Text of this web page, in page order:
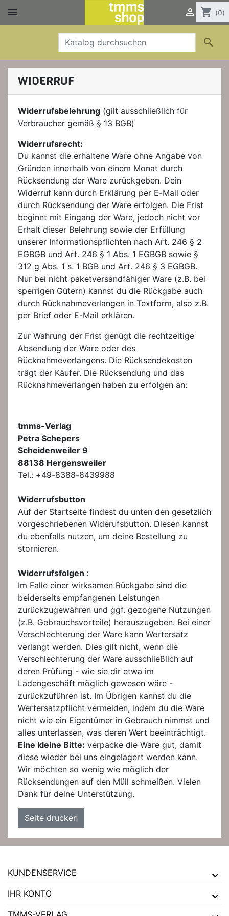
  shopping_cart (0)

WIDERRUF
Widerrufsbelehrung (gilt ausschließlich für
Verbraucher gemäß § 13 BGB)
Widerrufsrecht:
Du kannst die erhaltene Ware ohne Angabe von
Gründen innerhalb von einem Monat durch
Rücksendung der Ware zurückgeben. Dein
Widerruf kann durch Erklärung per E-Mail oder
durch Rücksendung der Ware erfolgen. Die Frist
beginnt mit Eingang der Ware, jedoch nicht vor
Erhalt dieser Belehrung sowie der Erfüllung
unserer Informationspflichten nach Art. 246 § 2
EGBGB und Art. 246 § 1 Abs. 1 EGBGB sowie §
312 g Abs. 1 s. 1 BGB und Art. 246 § 3 EGBGB.
Nur bei nicht paketversandfähiger Ware (z.B. bei
sperrigen Gütern) kannst du die Rückgabe auch
durch Rücknahmeverlangen in Textform, also z.B.
per Brief oder E-Mail erklären.
Zur Wahrung der Frist genügt die rechtzeitige
Absendung der Ware oder des
Rücknahmeverlangens. Die Rücksendekosten
trägt der Käufer. Die Rücksendung und das
Rücknahmeverlangen haben zu erfolgen an:
tmms-Verlag
Petra Schepers
Scheidenweiler 9
88138 Hergensweiler
Tel.: +49-8388-8439988
Widerrufsbutton
Auf der Startseite findest du unten den gesetzlich
vorgeschriebenen Widerufsbutton. Diesen kannst
du ebenfalls nutzen, um deine Bestellung zu
stornieren.
Widerrufsfolgen :
Im Falle einer wirksamen Rückgabe sind die
beiderseits empfangenen Leistungen
zurückzugewähren und ggf. gezogene Nutzungen
(z.B. Gebrauchsvorteile) herauszugeben. Bei einer
Verschlechterung der Ware kann Wertersatz
verlangt werden. Dies gilt nicht, wenn die
Verschlechterung der Ware ausschließlich auf
deren Prüfung - wie sie dir etwa im
Ladengeschäft möglich gewesen wäre -
zurückzuführen ist. Im Übrigen kannst du die
Wertersatzpflicht vermeiden, indem du die Ware
nicht wie ein Eigentümer in Gebrauch nimmst und
alles unterlassen, was deren Wert beeinträchtigt.
Eine kleine Bitte: verpacke die Ware gut, damit
diese wieder bei uns eingelagert werden kann.
Wir möchten so wenig wie möglich der
Rücksendungen auf den Müll schmeißen. Vielen
Dank für deine Unterstützung.
KUNDENSERVICE
IHR KONTO